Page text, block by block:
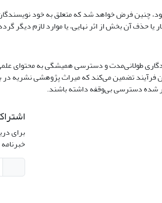
چنین فرض خواهد شد که متعلق به خود
یا حذف آن بخش از اثر نهایی، یا موارد لازم دیگر
طولانی‌مدت و دسترسی همیشگی به محتوای
فرآیند تضمین می‌کند که میراث پژوهشی نشریه
شده دسترسی بی‌وقفه داشته باشند.
برای